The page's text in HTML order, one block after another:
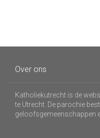
Over ons
Katholiekutrecht is de
te Utrecht. De parochie
geloofsgemeenschappen